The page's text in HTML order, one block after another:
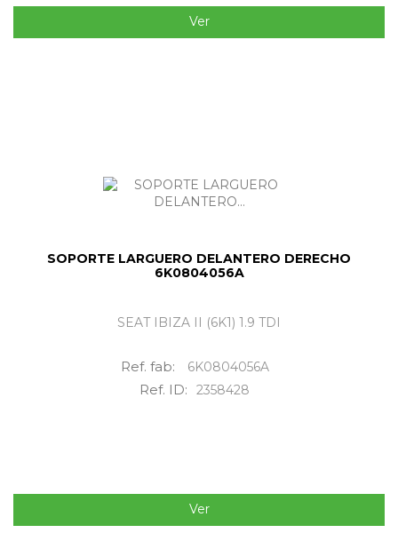
Ver
SOPORTE LARGUERO DELANTERO DERECHO
6K0804056A
SEAT IBIZA II (6K1) 1.9 TDI
Ref. fab: 6K0804056A
Ref. ID: 2358428
Ver